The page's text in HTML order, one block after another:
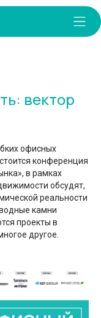
вектор
офисных
конференция
в рамках
обсудят,
реальности
камни
проекты в
другое.